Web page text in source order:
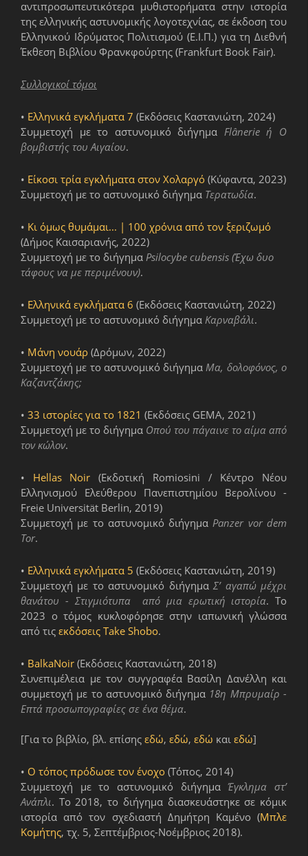
αντιπροσωπευτικότερα μυθιστορήματα στην ιστορία
της ελληνικής αστυνομικής λογοτεχνίας, σε έκδοση του
Ελληνικού Ιδρύματος Πολιτισμού (Ε.Ι.Π.) για τη Διεθνή
Έκθεση Βιβλίου Φρανκφούρτης (Frankfurt Book Fair).
Συλλογικοί τόμοι
• Ελληνικά εγκλήματα 7 (Εκδόσεις Καστανιώτη, 2024)
Συμμετοχή με το αστυνομικό διήγημα Flânerie ή Ο
βομβιστής του Αιγαίου.
• Είκοσι τρία εγκλήματα στον Χολαργό (Κύφαντα, 2023)
Συμμετοχή με το αστυνομικό διήγημα Τερατωδία.
• Κι όμως θυμάμαι... | 100 χρόνια από τον ξεριζωμό
(Δήμος Καισαριανής, 2022)
Συμμετοχή με το διήγημα Psilocybe cubensis (Έχω δυο
τάφους να με περιμένουν).
• Ελληνικά εγκλήματα 6 (Εκδόσεις Καστανιώτη, 2022)
Συμμετοχή με το αστυνομικό διήγημα Καρναβάλι.
• Μάνη νουάρ (Δρόμων, 2022)
Συμμετοχή με το αστυνομικό διήγημα Μα, δολοφόνος, ο
Καζαντζάκης;
• 33 ιστορίες για το 1821 (Εκδόσεις GEMA, 2021)
Συμμετοχή με το διήγημα Οπού του πάγαινε το αίμα από
τον κώλον.
• Hellas Noir (Εκδοτική Romiosini / Κέντρο Νέου
Ελληνισμού Ελεύθερου Πανεπιστημίου Βερολίνου -
Freie Universität Berlin, 2019)
Συμμετοχή με το αστυνομικό διήγημα Panzer vor dem
Tor.
• Ελληνικά εγκλήματα 5 (Εκδόσεις Καστανιώτη, 2019)
Συμμετοχή με το αστυνομικό διήγημαΣ’ αγαπώ μέχρι
θανάτου - Στιγμιότυπα από μια ερωτική ιστορία. Το
2023 ο τόμος κυκλοφόρησε στην ιαπωνική γλώσσα
από τις εκδόσεις Take Shobo.
• BalkaNoir (Εκδόσεις Καστανιώτη, 2018)
Συνεπιμέλεια με τον συγγραφέα Βασίλη Δανέλλη και
συμμετοχή με το αστυνομικό διήγημα 18η Μπρυμαίρ -
Επτά προσωπογραφίες σε ένα θέμα.
[Για το βιβλίο, βλ. επίσης εδώ, εδώ, εδώ και εδώ]
• Ο τόπος πρόδωσε τον ένοχο (Τόπος, 2014)
Συμμετοχή με το αστυνομικό διήγημαΈγκλημα στ’
Ανάπλι. Το 2018, το διήγημα διασκευάστηκε σε κόμικ
ιστορία από τον σχεδιαστή Δημήτρη Καμένο (Μπλε
Κομήτης, τχ. 5, Σεπτέμβριος-Νοέμβριος 2018).